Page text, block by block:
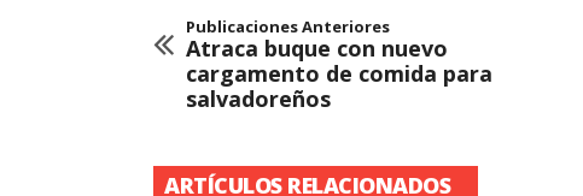
Publicaciones Anteriores
Atraca buque con nuevo
cargamento de comida para
salvadoreños
ARTÍCULOS RELACIONADOS